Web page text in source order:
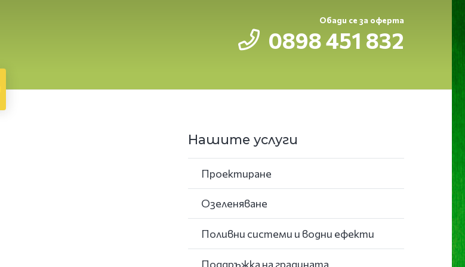
Обади се за оферта
0898 451 832
Нашите услуги
Проектиране
Озеленяване
Поливни системи и водни ефекти
Поддръжка на градината